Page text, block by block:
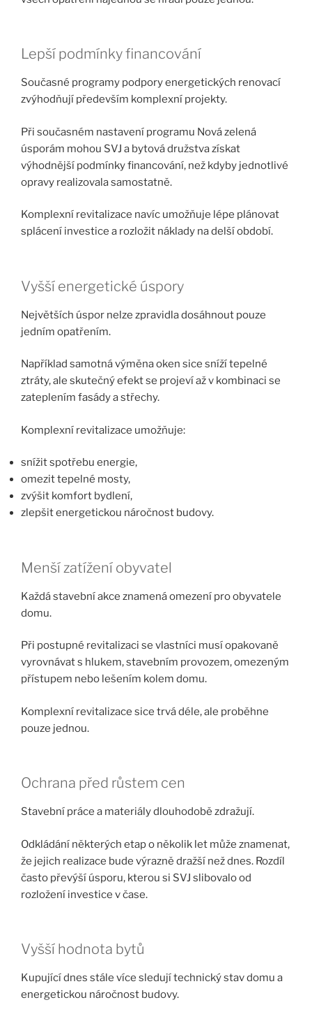
Lepší podmínky financování
Současné programy podpory energetických renovací
zvýhodňují především komplexní projekty.
Při současném nastavení programu Nová zelená
úsporám mohou SVJ a bytová družstva získat
výhodnější podmínky financování, než kdyby jednotlivé
opravy realizovala samostatně.
Komplexní revitalizace navíc umožňuje lépe plánovat
splácení investice a rozložit náklady na delší období.
Vyšší energetické úspory
Největších úspor nelze zpravidla dosáhnout pouze
jedním opatřením.
Například samotná výměna oken sice sníží tepelné
ztráty, ale skutečný efekt se projeví až v kombinaci se
zateplením fasády a střechy.
Komplexní revitalizace umožňuje:
snížit spotřebu energie,
omezit tepelné mosty,
zvýšit komfort bydlení,
zlepšit energetickou náročnost budovy.
Menší zatížení obyvatel
Každá stavební akce znamená omezení pro obyvatele
domu.
Při postupné revitalizaci se vlastníci musí opakovaně
vyrovnávat s hlukem, stavebním provozem, omezeným
přístupem nebo lešením kolem domu.
Komplexní revitalizace sice trvá déle, ale proběhne
pouze jednou.
Ochrana před růstem cen
Stavební práce a materiály dlouhodobě zdražují.
Odkládání některých etap o několik let může znamenat,
že jejich realizace bude výrazně dražší než dnes. Rozdíl
často převýší úsporu, kterou si SVJ slibovalo od
rozložení investice v čase.
Vyšší hodnota bytů
Kupující dnes stále více sledují technický stav domu a
energetickou náročnost budovy.